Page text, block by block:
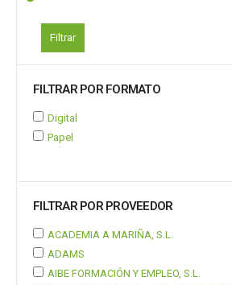
Filtrar
FILTRAR POR FORMATO
Digital
Papel
FILTRAR POR PROVEEDOR
ACADEMIA A MARIÑA, S.L.
ADAMS
AIBE FORMACIÓN Y EMPLEO, S.L.